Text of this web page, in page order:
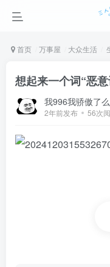
首页 万事屋 大众生活
想起来一个词“恶
我996我骄傲了么
2年前发布 56次